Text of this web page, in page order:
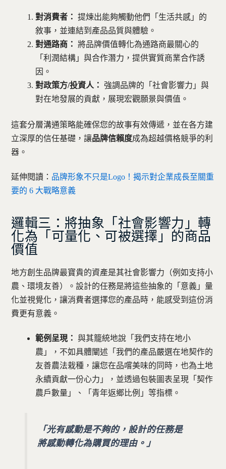
對消費者： 提煉出能夠觸動他們「生活共感」的
敘事，並連結到產品品質與體驗。
對通路商： 將品牌價值轉化為通路商最關心的
「利潤結構」與合作潛力，提供實質商業合作誘
因。
對政策方/投資人： 強調品牌的「社會影響力」與
對在地發展的貢獻，展現宏觀願景與價值。
這套分層溝通策略能確保您的故事有效傳遞，並在各方建
立深厚的信任基礎，讓品牌信賴度成為超越價格競爭的利
器。
延伸閱讀： 品牌形象不只是Logo！揭示對企業成長至關重
要的 6 大戰略意義
邏輯三：將抽象「社會影響力」轉
化為「可量化、可被選擇」的商品
價值
地方創生品牌最寶貴的資產是其社會影響力（例如支持小
農、環境友善）。設計的任務是將這些抽象的「意義」量
化並視覺化，讓消費者選擇您的產品時，能感受到這份消
費更有意義。
範例呈現： 與其籠統地說「我們支持在地小
農」，不如具體闡述「我們的產品嚴選在地契作的
友善農法栽種，讓您在品嚐美味的同時，也為土地
永續貢獻一份心力」，並透過包裝圖表呈現「契作
農戶數量」、「青年返鄉比例」等指標。
「光有感動是不夠的，設計的任務是
將感動轉化為購買的理由。」